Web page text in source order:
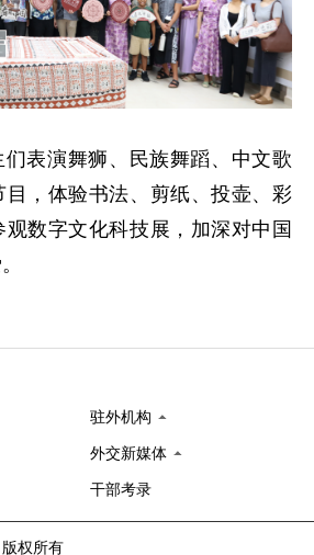
表演舞狮、民族舞蹈、中文歌
目，体验书法、剪纸、投壶、彩
数字文化科技展，加深对中国
驻外机构
外交新媒体
干部考录
权所有